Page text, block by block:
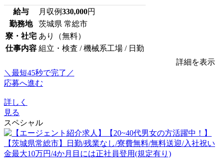
給与 月収例330,000円
勤務地
茨城県 常総市
寮・社宅 あり（無料）
仕事内容 組立・検査 / 機械系工場 / 日勤
詳細を表示
＼最短45秒で完了／
応募へ進む
詳しく
見る
スペシャル